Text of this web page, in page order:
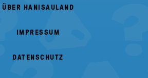
ÜBER HANISAULAND
IMPRESSUM
DATENSCHUTZ